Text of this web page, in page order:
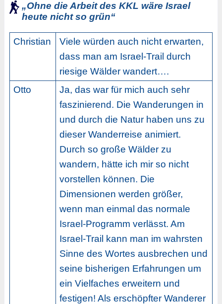
„Ohne die Arbeit des KKL wäre Israel
heute nicht so grün“
Christian
Viele würden auch nicht erwarten,
dass man am Israel-Trail durch
riesige Wälder wandert….
Otto
Ja, das war für mich auch sehr
faszinierend. Die Wanderungen in
und durch die Natur haben uns zu
dieser Wanderreise animiert.
Durch so große Wälder zu
wandern, hätte ich mir so nicht
vorstellen können. Die
Dimensionen werden größer,
wenn man einmal das normale
Israel-Programm verlässt. Am
Israel-Trail kann man im wahrsten
Sinne des Wortes ausbrechen und
seine bisherigen Erfahrungen um
ein Vielfaches erweitern und
festigen! Als erschöpfter Wanderer